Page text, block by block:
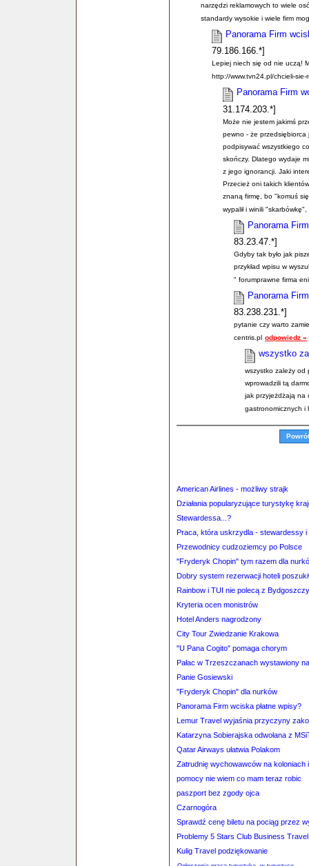
narzędzi reklamowych to wiele
standardy wysokie i wiele firm
Panorama Firm
79.186.166.*]
Lepiej niech się od nie uczą!
http://www.tvn24.pl/chcieli-
Panorama Firm
31.174.203.*]
Może nie jestem jakimś
pewno - że
podpisywać wszystkiego
skończy. Dlatego wydaje
z jego ignorancji. Jaki
Przecież oni takich
znaną firmę, bo "komuś
wypalił i winili
Panorama
83.23.47.*]
Gdyby tak było jak
przykład wpisu w
" forumprawne firma
Panorama
83.238.231.*]
pytanie czy warto
centris.pl odpowiedz »
wszystko
wszystko zależy od
wprowadzili tą
jak przyjeżdżają na
gastronomicznych i
American Airlines - możliwy strajk
Działania popularyzujące turystykę
Stewardessa...?
Praca, która uskrzydla - stewardessy i
Przewodnicy cudzoziemcy po Polsce
"Fryderyk Chopin" tym razem dla
Dobry system rezerwacji hoteli
Rainbow i TUI nie polecą z Bydgoszczy
Kryteria ocen monistrów
Hotel Anders nagrodzony
City Tour Zwiedzanie Krakowa
"U Pana Cogito" pomaga chorym
Pałac w Trzeszczanach wystawiony
Panie Gosiewski
"Fryderyk Chopin" dla nurków
Panorama Firm wciska płatne wpisy?
Lemur Travel wyjaśnia przyczyny
Katarzyna Sobierajska odwołana z
Qatar Airways ułatwia Polakom
Zatrudnię wychowawców na koloniach
pomocy nie wiem co mam teraz robic
paszport bez zgody ojca
Czarnogóra
Sprawdź cenę biletu na pociąg przez
Problemy 5 Stars Club Business Travel
Kulig Travel podziękowanie